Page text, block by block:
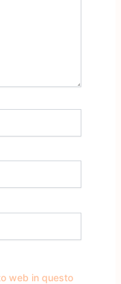
web in questo